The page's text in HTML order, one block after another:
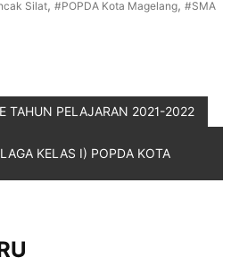
Silat, #POPDA Kota Magelang, #SMA
TAHUN PELAJARAN 2021-2022
KELAS I) POPDA KOTA